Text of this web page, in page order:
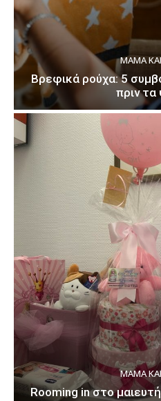
ΜΑΜΆ ΚΑΙ
Βρεφικά ρούχα: 5
πριν τα
ΜΑΜΆ ΚΑΙ
Rooming in στο